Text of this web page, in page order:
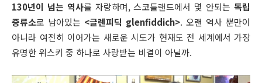
130년이 넘는 역사를 자랑하며, 스코틀랜드에서 몇 안되는독립
증류소로 남아있는 <글렌피딕 glenfiddich>. 오랜 역사 뿐만이
아니라 여전히 이어가는 새로운 시도가 현재도 전 세계에서 가장
유명한 위스키 중 하나로 사랑받는 비결이 아닐까.